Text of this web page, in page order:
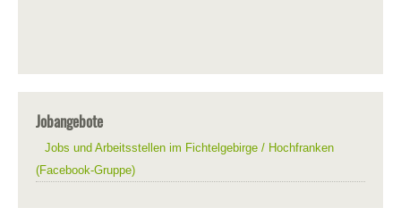
Jobangebote
Jobs und Arbeitsstellen im Fichtelgebirge / Hochfranken
(Facebook-Gruppe)